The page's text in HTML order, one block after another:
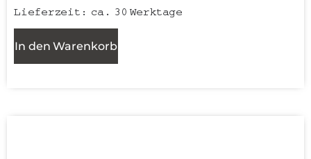
Lieferzeit: ca. 30 Werktage
In den Warenkorb